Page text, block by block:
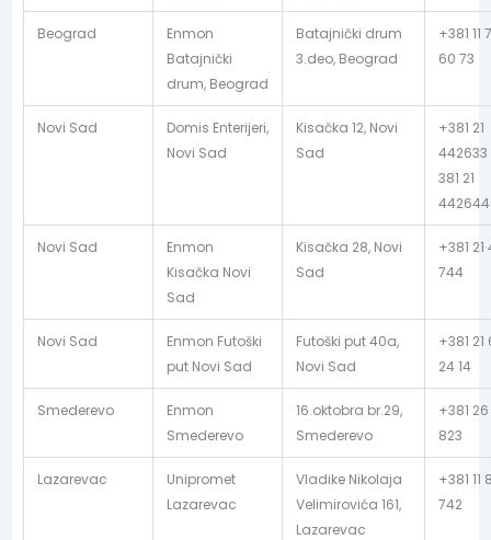
Beograd
Enmon
Batajnički
drum, Beograd
Batajnički drum
3.deo, Beograd
+381 11
60 73
Novi Sad
Domis Enterijeri,
Novi Sad
Kisačka 12, Novi
Sad
+381 21
381 21
442644
Novi Sad
Enmon
Kisačka Novi
Sad
Kisačka 28, Novi
Sad
+381 21
744
Novi Sad
Enmon Futoški
put Novi Sad
Futoški put 40a,
Novi Sad
+381 21
24 14
Smederevo
Enmon
Smederevo
16.oktobra br.29,
Smederevo
+381
823
Lazarevac
Unipromet
Lazarevac
Vladike Nikolaja
Velimirovića 161,
Lazarevac
+381 11
742